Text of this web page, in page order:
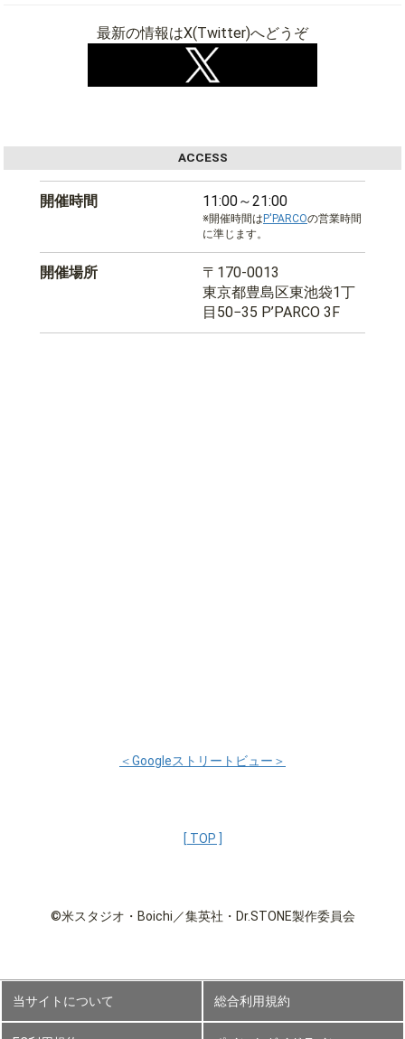
最新の情報はX(Twitter)へどうぞ
ACCESS
開催時間 11:00～21:00
※開催時間は P'PARCOの営業時間
に準じます。
開催場所
〒170-0013
東京都豊島区東池袋1丁
目50−35 P’PARCO 3F
＜Googleストリートビュー＞
[ TOP ]
©米スタジオ・Boichi／集英社・Dr.STONE製作委員会
当サイトについて 総合利用規約